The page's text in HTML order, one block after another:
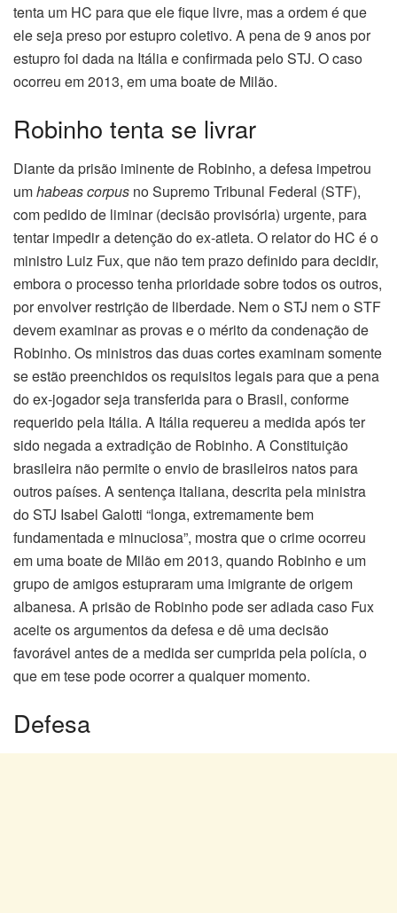
tenta um HC para que ele fique livre, mas a ordem é que
ele seja preso por estupro coletivo. A pena de 9 anos por
estupro foi dada na Itália e confirmada pelo STJ. O caso
ocorreu em 2013, em uma boate de Milão.
Robinho tenta se livrar
Diante da prisão iminente de Robinho, a defesa impetrou
umhabeas corpus no Supremo Tribunal Federal (STF),
com pedido de liminar (decisão provisória) urgente, para
tentar impedir a detenção do ex-atleta. O relator do HC é o
ministro Luiz Fux, que não tem prazo definido para decidir,
embora o processo tenha prioridade sobre todos os outros,
por envolver restrição de liberdade. Nem o STJ nem o STF
devem examinar as provas e o mérito da condenação de
Robinho. Os ministros das duas cortes examinam somente
se estão preenchidos os requisitos legais para que a pena
do ex-jogador seja transferida para o Brasil, conforme
requerido pela Itália. A Itália requereu a medida após ter
sido negada a extradição de Robinho. A Constituição
brasileira não permite o envio de brasileiros natos para
outros países. A sentença italiana, descrita pela ministra
do STJ Isabel Galotti “longa, extremamente bem
fundamentada e minuciosa”, mostra que o crime ocorreu
em uma boate de Milão em 2013, quando Robinho e um
grupo de amigos estupraram uma imigrante de origem
albanesa. A prisão de Robinho pode ser adiada caso Fux
aceite os argumentos da defesa e dê uma decisão
favorável antes de a medida ser cumprida pela polícia, o
que em tese pode ocorrer a qualquer momento.
Defesa